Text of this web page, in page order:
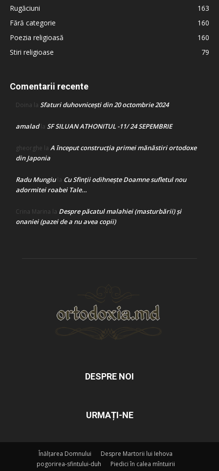
Rugăciuni
163
Fără categorie
160
Poezia religioasă
160
Stiri religioase
79
Comentarii recente
Doina la Sfaturi duhovnicești din 20 octombrie 2024
amaladla SF SILUAN ATHONITUL -11/ 24 SEPEMBRIE
gheorghe la A început construcţia primei mănăstiri ortodoxe
din Japonia
Radu Mungiula Cu Sfinții odihnește Doamne sufletul nou
adormitei roabei Tale…
Crina Marina la Despre păcatul malahiei (masturbării) şi
onaniei (pazei de a nu avea copii)
DESPRE NOI
URMAȚI-NE
Înălțarea Domnului
Despre Martorii lui Iehova
pogorirea-sfintului-duh
Piedici în calea mîntuirii